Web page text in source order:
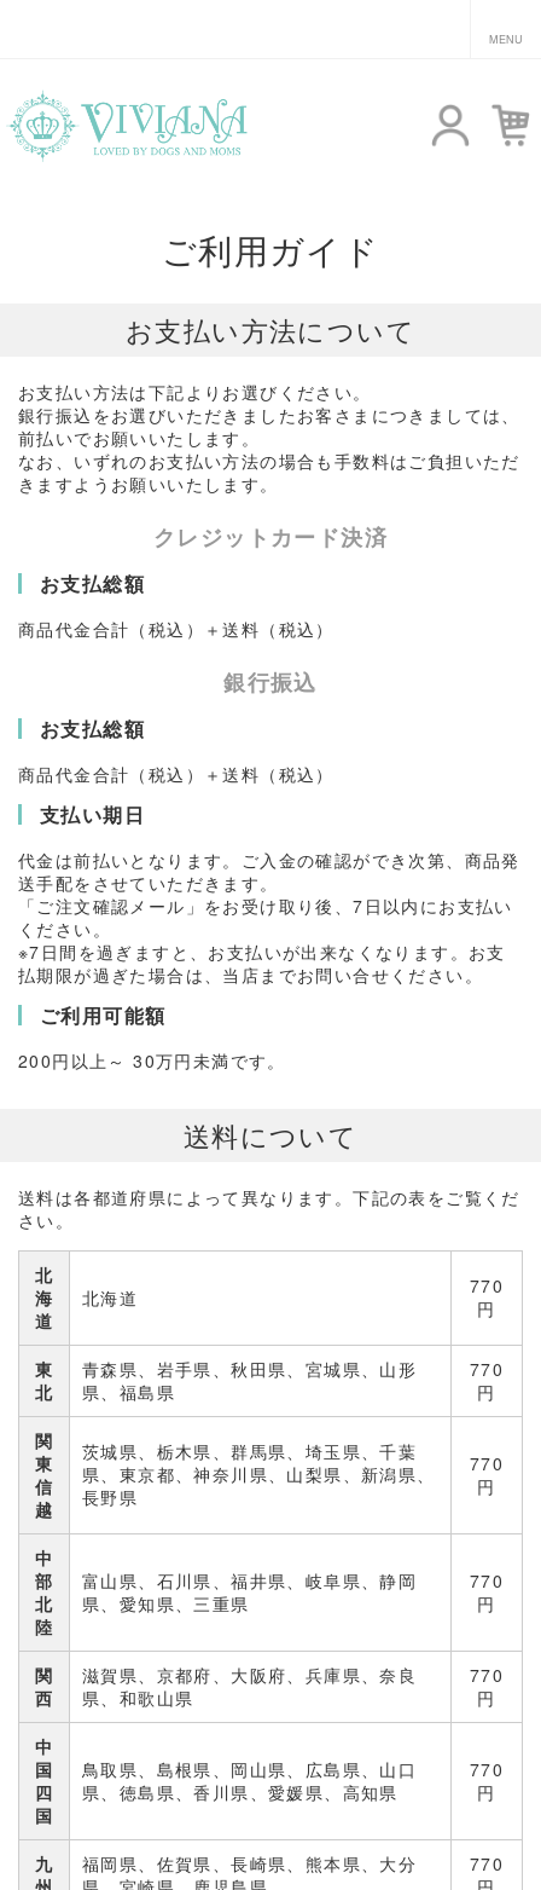
ご利用ガイド
お支払い方法について
お支払い方法は下記よりお選びください。
銀行振込をお選びいただきましたお客さまにつきましては、
前払いでお願いいたします。
なお、いずれのお支払い方法の場合も手数料はご負担いただ
きますようお願いいたします。
クレジットカード決済
お支払総額
商品代金合計（税込）＋送料（税込）
銀行振込
お支払総額
商品代金合計（税込）＋送料（税込）
支払い期日
代金は前払いとなります。ご入金の確認ができ次第、商品発
送手配をさせていただきます。
「ご注文確認メール」をお受け取り後、7日以内にお支払い
ください。
※7日間を過ぎますと、お支払いが出来なくなります。お支
払期限が過ぎた場合は、当店までお問い合せください。
ご利用可能額
200円以上～ 30万円未満です。
送料について
送料は各都道府県によって異なります。下記の表をご覧くだ
さい。
北
海
道
北海道
770
円
東
北
青森県、岩手県、秋田県、宮城県、山形
県、福島県
770
円
関
東
信
越
茨城県、栃木県、群馬県、埼玉県、千葉
県、東京都、神奈川県、山梨県、新潟県、
長野県
770
円
中
部
北
陸
富山県、石川県、福井県、岐阜県、静岡
県、愛知県、三重県
770
円
関
西
滋賀県、京都府、大阪府、兵庫県、奈良
県、和歌山県
770
円
中
国
四
国
鳥取県、島根県、岡山県、広島県、山口
県、徳島県、香川県、愛媛県、高知県
770
円
九
福岡県、佐賀県、長崎県、熊本県、大分
770